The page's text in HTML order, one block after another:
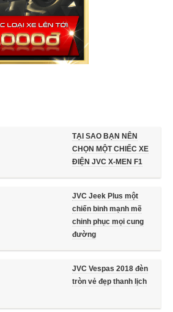
TẠI SAO BẠN NÊN
CHỌN MỘT CHIẾC XE
ĐIỆN JVC X-MEN F1
JVC Jeek Plus một
chiến binh mạnh mẽ
chinh phục mọi cung
đường
JVC Vespas 2018 đèn
tròn vẻ đẹp thanh lịch